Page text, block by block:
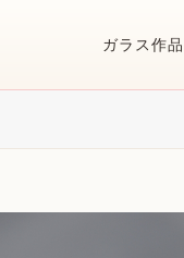
ガラス作品